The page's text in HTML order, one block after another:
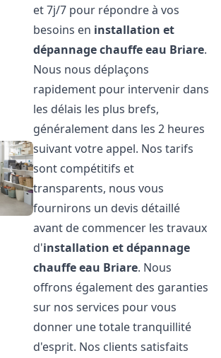
et 7j/7 pour répondre à vos
besoins en installation et
dépannage chauffe eau Briare.
Nous nous déplaçons
rapidement pour intervenir dans
les délais les plus brefs,
généralement dans les 2 heures
suivant votre appel. Nos tarifs
sont compétitifs et
transparents, nous vous
fournirons un devis détaillé
avant de commencer les travaux
d'installation et dépannage
chauffe eau Briare. Nous
offrons également des garanties
sur nos services pour vous
donner une totale tranquillité
d'esprit. Nos clients satisfaits